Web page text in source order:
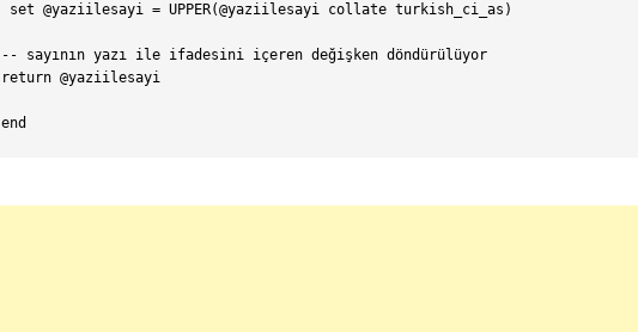
set @yaziilesayi = UPPER(@yaziilesayi collate turkish_ci_as)
-- sayının yazı ile ifadesini içeren değişken döndürülüyor
return @yaziilesayi
end